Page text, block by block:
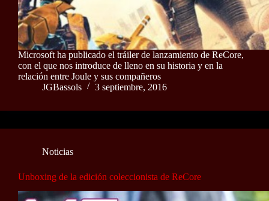
Microsoft ha publicado el tráiler de lanzamiento de ReCore,
con el que nos introduce de lleno en su historia y en la
relación entre Joule y sus compañeros
JGBassols
3 septiembre, 2016
Noticias
Unboxing de la edición coleccionista de ReCore